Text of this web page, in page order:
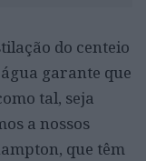
do centeio
garante que
tal, seja
a nossos
que têm